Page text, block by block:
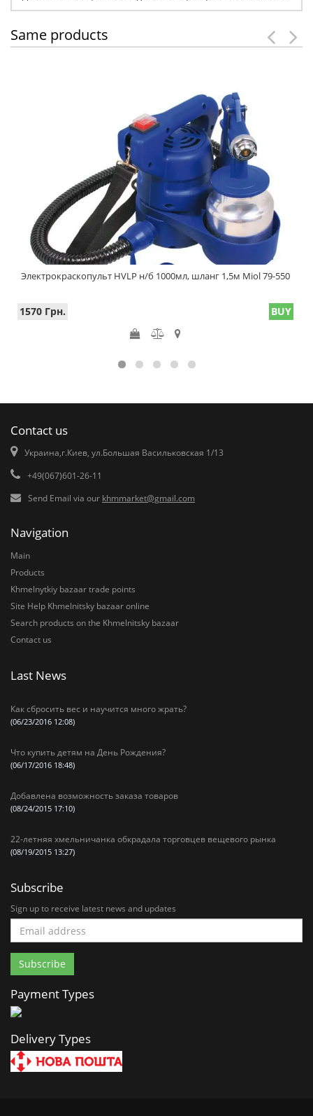
Same products
Электрокраскопульт HVLP н/б 1000мл, шланг 1,5м Miol 79-550
1570 Грн. BUY
Contact us
Украина,г.Киев, ул.Большая Васильковская 1/13
+49(067)601-26-11
Send Email via our khmmarket@gmail.com
Navigation
Main
Products
Khmelnytkiy bazaar trade points
Site Help Khmelnitsky bazaar online
Search products on the Khmelnitsky bazaar
Contact us
Last News
Как сбросить вес и научится много жрать?
(06/23/2016 12:08)
Что купить детям на День Рождения?
(06/17/2016 18:48)
Добавлена возможность заказа товаров
(08/24/2015 17:10)
22-летняя хмельничанка обкрадала торговцев вещевого рынка
(08/19/2015 13:27)
Subscribe
Sign up to receive latest news and updates
Payment Types
Delivery Types